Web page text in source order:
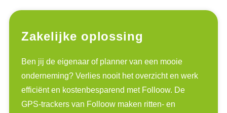
Zakelijke oplossing
Ben jij de eigenaar of planner van een mooie
onderneming? Verlies nooit het overzicht en werk
efficiënt en kostenbesparend met Folloow. De
GPS-trackers van Folloow maken ritten- en